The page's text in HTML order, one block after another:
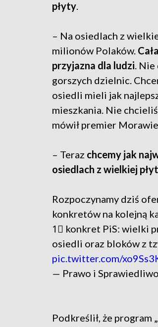
płyty.
– Na osiedlach z
milionów Polaków.
przyjazna dla ludzi. Nie
gorszych dzielnic.
osiedli mieli jak
mieszkania. Nie
mówił premier
– Teraz chcemy jak
osiedlach z wielkiej
Rozpoczynamy dziś
konkretów na kolejną
1⃣ konkret PiS: wielki
osiedli oraz bloków z
pic.twitter.com/
— Prawo i
Podkreślił, że program